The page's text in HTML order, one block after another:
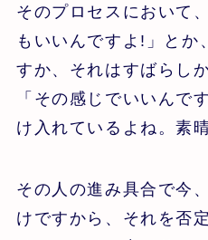
そのプロセスにおいて
もいいんですよ!」とか
すか、それはすばらし
「その感じでいいんで
け入れているよね。素
その人の進み具合で今
けですから、それを否